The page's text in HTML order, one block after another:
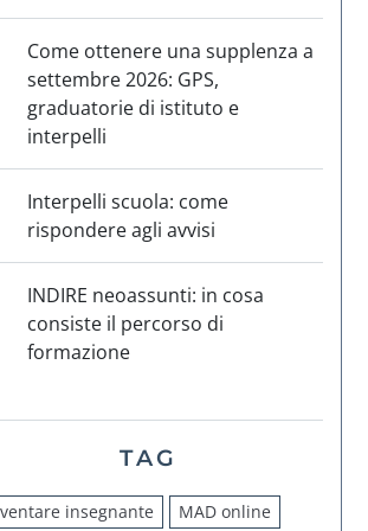
Come ottenere una supplenza a
settembre 2026: GPS,
graduatorie di istituto e
interpelli
Interpelli scuola: come
rispondere agli avvisi
INDIRE neoassunti: in cosa
consiste il percorso di
formazione
TAG
insegnante
MAD online